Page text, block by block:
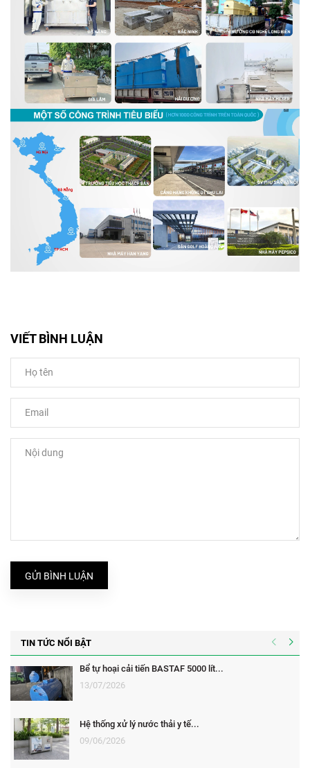
VIẾT BÌNH LUẬN
GỬI BÌNH LUẬN
TIN TỨC NỔI BẬT
Bể tự hoại cải tiến BASTAF 5000 lít...
13/07/2026
Hệ thống xử lý nước thải y tế...
09/06/2026